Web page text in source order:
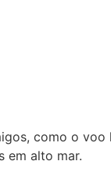
como o
em alto mar.